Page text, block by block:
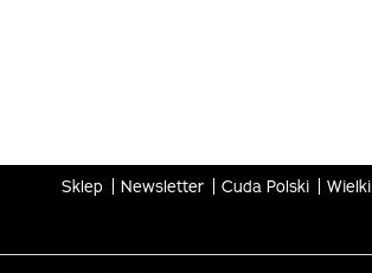
Sklep Newsletter Cuda Polski